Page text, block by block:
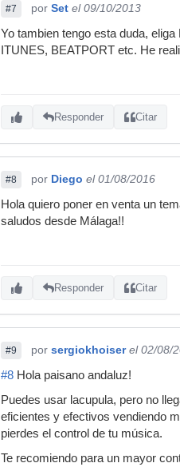
#7 por Set el 09/10/2013
Yo tambien tengo esta duda,
ITUNES, BEATPORT etc. He
Responder Citar
#8 por Diego el 01/08/2016
Hola quiero poner en venta un
saludos desde Málaga!!
Responder Citar
#9 por sergiokhoiser el 02/08/
#8 Hola paisano andaluz!
Puedes usar lacupula, pero no
eficientes y efectivos vendiendo
pierdes el control de tu música.
Te recomiendo para un mayor